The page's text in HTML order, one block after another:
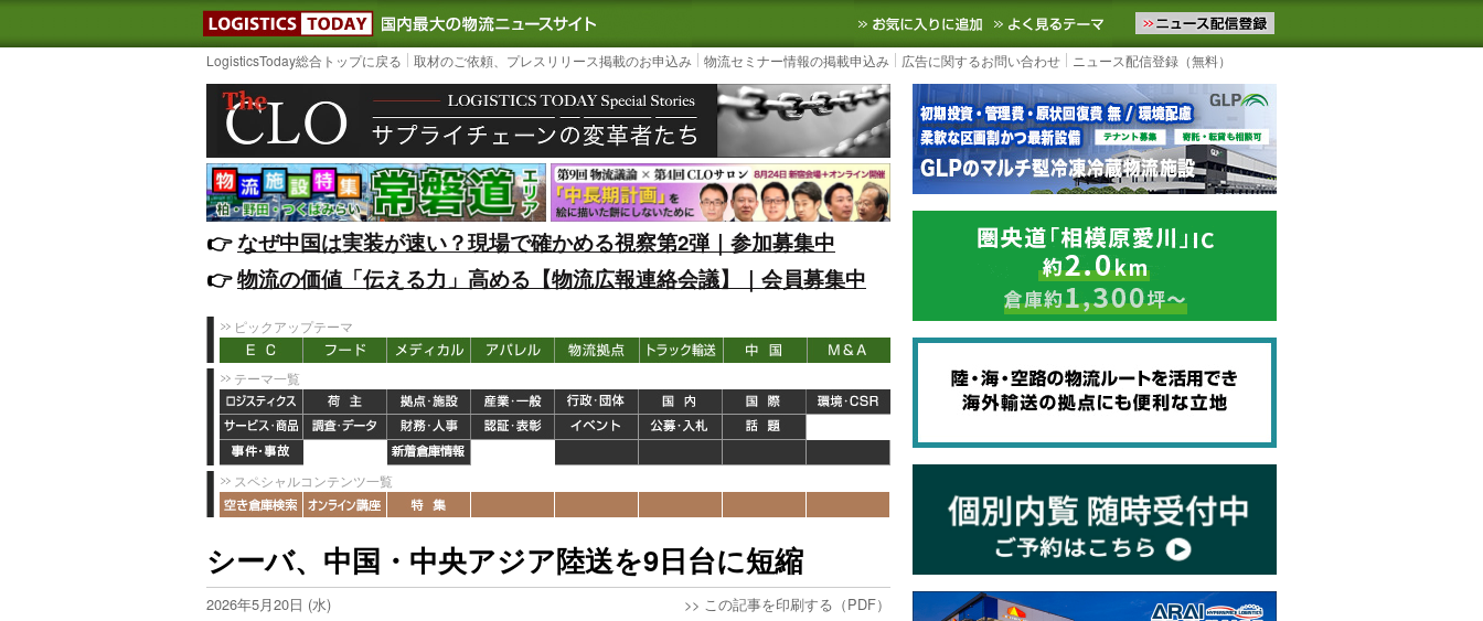
LOGISTICS TODAY｜国内最大の物流ニュースサイト3PL, SCMなど国内外の最新の物流ニュースをお届けします。物流ニュースメール配信を登録す
お気に入りに追加 よく見るテーマ
LogisticsToday総合トップに戻る 取材のご依頼、プレスリリース掲載のお申込み 物流セミナー情報の掲載申込み 広告に関するお問い合わせ ニュース配信登録（無料）
👉️なぜ中国は実装が速い？現場で確かめる視察第2弾｜参加募集中
👉️物流の価値「伝える力」高める【物流広報連絡会議】｜会員募集中
ピックアップテーマ
テーマ一覧
スペシャルコンテンツ一覧
シーバ、中国・中央アジア陸送を9日台に短縮
2026年5月20日 (水) >> この記事を印刷する（PDF）